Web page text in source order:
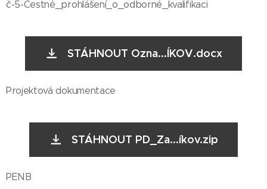
č-5-Čestné_prohlášení_o_odborné_kvalifikaci
STÁHNOUT Ozna...ÍKOV.docx
Projektová dokumentace
STÁHNOUT PD_Za...íkov.zip
PENB